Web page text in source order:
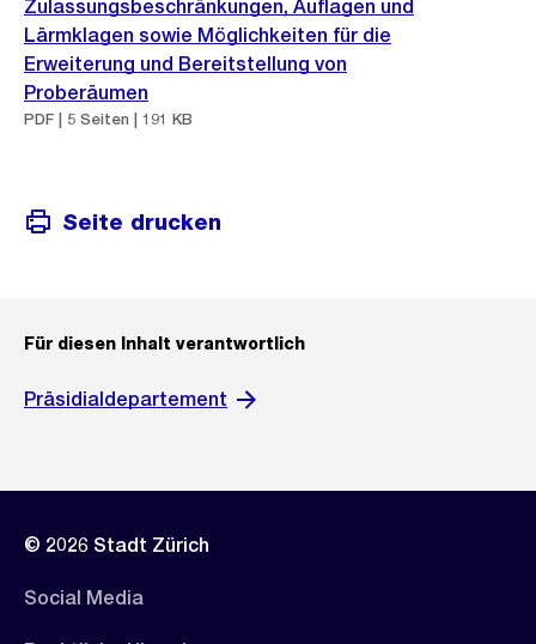
Zulassungsbeschränkungen, Auflagen und
Lärmklagen sowie Möglichkeiten für die
Erweiterung und Bereitstellung von
Proberäumen
PDF | 5 Seiten | 191 KB
Seite drucken
Für diesen Inhalt verantwortlich
Präsidialdepartement
© 2026 Stadt Zürich
Social Media